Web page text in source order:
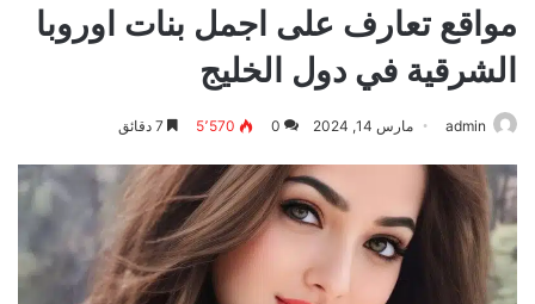
مواقع تعارف على اجمل بنات اوروبا
الشرقية في دول الخليج
admin مارس 14, 2024 0 5٬570